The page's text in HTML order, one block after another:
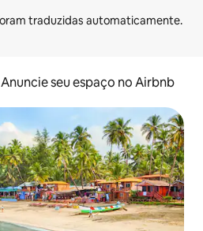
Anuncie seu espaço no Airbnb